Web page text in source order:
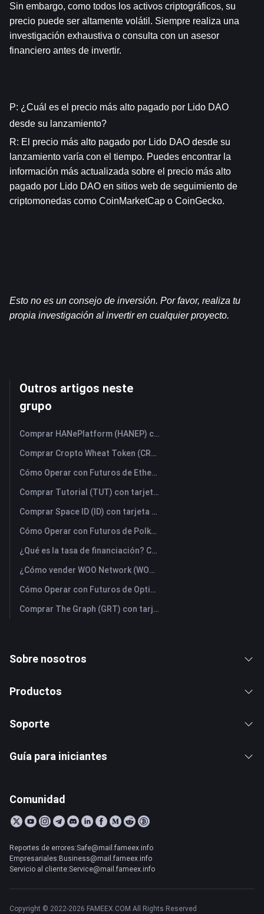
Sin embargo, como todos los activos criptográficos, su
precio puede ser altamente volátil. Siempre realiza una
investigación exhaustiva o consulta con un asesor
financiero antes de invertir.
P: ¿Cuál es el precio más alto pagado por Lido DAO
desde su lanzamiento?
R: El precio más alto pagado por Lido DAO desde su
lanzamiento varía con el tiempo. Puedes encontrar la
información más actualizada sobre el precio más alto
pagado por Lido DAO en sitios web de seguimiento de
criptomonedas como CoinMarketCap o CoinGecko.
Esto no es un consejo de inversión. Por favor, realiza tu
propia investigación al invertir en cualquier proyecto.
Outros artigos neste
grupo
Comprar HANePlatform (HANEP) con tarjeta de crédito o débito instantáneamente
Comprar Cropto Wheat Token (CROW) con tarjeta de crédito o débito instantáneamente
Cómo Operar con Futuros de Ethena (ENA): Una Guía Completa para Principiantes
Comprar Tutorial (TUT) con tarjeta de crédito o débito instantáneamente
Comprar Space ID (ID) con tarjeta de crédito o débito instantáneamente
Cómo Operar con Futuros de Polkadot (DOT): Una Guía Completa para Principiantes
¿Qué es la tasa de financiación? Comprender las señales del mercado y sus usos incorrectos más comunes
¿Cómo vender WOO Network (WOO)? | FameEX
Cómo Operar con Futuros de Optimism (OP): Una Guía Completa para Principiantes
Comprar The Graph (GRT) con tarjeta de crédito o débito instantáneamente
Sobre nosotros
Productos
Soporte
Guía para iniciantes
Comunidad
Reportes de errores:Safe@mail.fameex.info
Empresariales:Business@mail.fameex.info
Servicio al cliente:Service@mail.fameex.info
Copyright © 2022-2026 FAMEEX.COM All Rights Reserved